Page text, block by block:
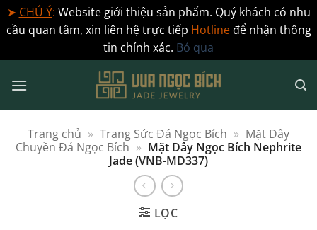
➤ CHÚ Ý: Website giới thiệu sản phẩm. Quý khách có nhu
cầu quan tâm, xin liên hệ trực tiếp Hotlineđể nhận thông
tin chính xác. Bỏ qua
qua
Trang chủ » Trang Sức Đá Ngọc Bích » Mặt Dây
Chuyền Đá Ngọc Bích » Mặt Dây Ngọc Bích Nephrite
Jade (VNB-MD337)
LỌC